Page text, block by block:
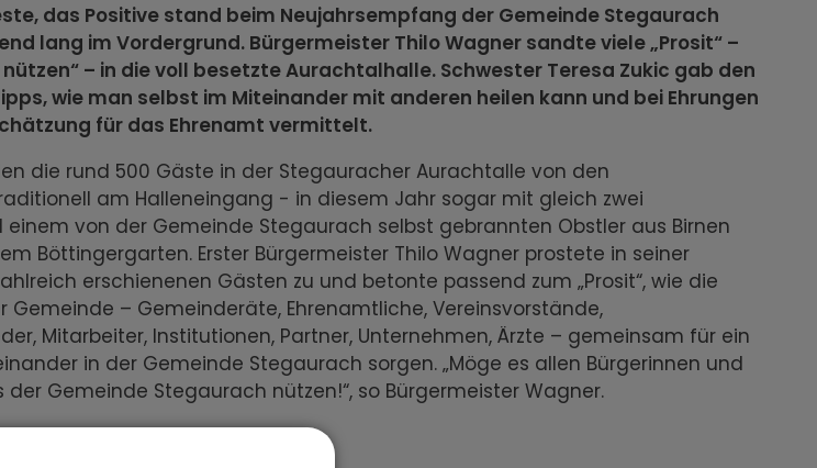
das Positive stand beim Neujahrsempfang der Gemeinde Stegaurach
lang im Vordergrund. Bürgermeister Thilo Wagner sandte viele „Prosit“ –
– in die voll besetzte Aurachtalhalle. Schwester Teresa Zukic gab den
wie man selbst im Miteinander mit anderen heilen kann und bei Ehrungen
für das Ehrenamt vermittelt.
die rund 500 Gäste in der Stegauracher Aurachtalle von den
am Halleneingang - in diesem Jahr sogar mit gleich zwei
von der Gemeinde Stegaurach selbst gebrannten Obstler aus Birnen
Böttingergarten. Erster Bürgermeister Thilo Wagner prostete in seiner
erschienenen Gästen zu und betonte passend zum „Prosit“, wie die
Gemeinde – Gemeinderäte, Ehrenamtliche, Vereinsvorstände,
Mitarbeiter, Institutionen, Partner, Unternehmen, Ärzte – gemeinsam für ein
in der Gemeinde Stegaurach sorgen. „Möge es allen Bürgerinnen und
der Gemeinde Stegaurach nützen!“, so Bürgermeister Wagner.